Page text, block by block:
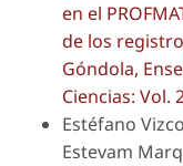
en el
de los
Góndola,
Ciencias: Vol.
Estéfano
Estevam